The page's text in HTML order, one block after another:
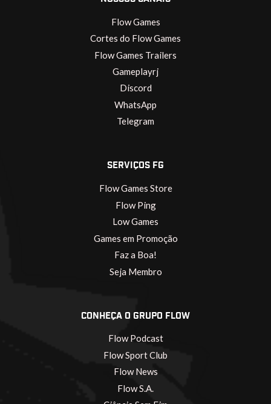
Flow Games
Cortes do Flow Games
Flow Games Trailers
Gameplayrj
Discord
WhatsApp
Telegram
SERVIÇOS FG
Flow Games Store
Flow Ping
Low Games
Games em Promoção
Faz a Boa!
Seja Membro
CONHEÇA O GRUPO FLOW
Flow Podcast
Flow Sport Club
Flow News
Flow S.A.